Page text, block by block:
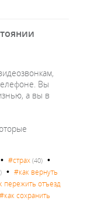
Вы
а вы в
•#страх (40) •
•#как вернуть
пережить отъезд
#как сохранить